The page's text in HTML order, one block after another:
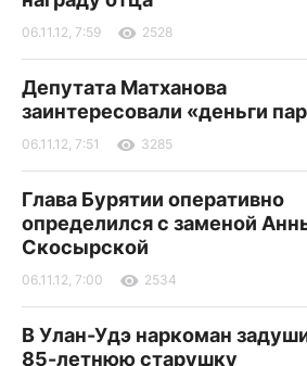
06.11.12, 7:59 2528
Депутата Матханова
заинтересовали «деньги
06.11.12, 7:51 3285
Глава Бурятии оперативно
определился с заменой
Скосырской
06.11.12, 7:00 2534
В Улан-Удэ наркоман
85-летнюю старушку